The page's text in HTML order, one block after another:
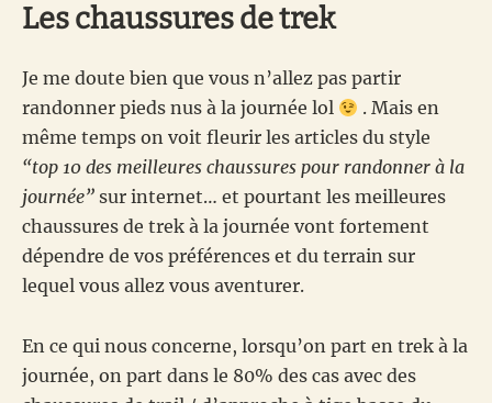
Les chaussures de trek
Je me doute bien que vous n’allez pas partir
randonner pieds nus à la journée lol
. Mais en
même temps on voit fleurir les articles du style
“top 10 des meilleures chaussures pour randonner à la
journée” sur internet… et pourtant les meilleures
chaussures de trek à la journée vont fortement
dépendre de vos préférences et du terrain sur
lequel vous allez vous aventurer.
En ce qui nous concerne, lorsqu’on part en trek à la
journée, on part dans le 80% des cas avec des